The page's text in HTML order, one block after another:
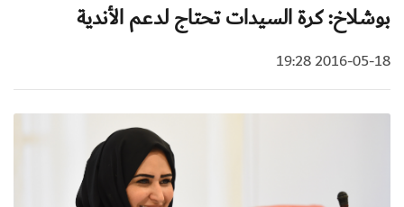
بوشلاخ: كرة السيدات تحتاج لدعم الأندية
2016-05-18 19:28